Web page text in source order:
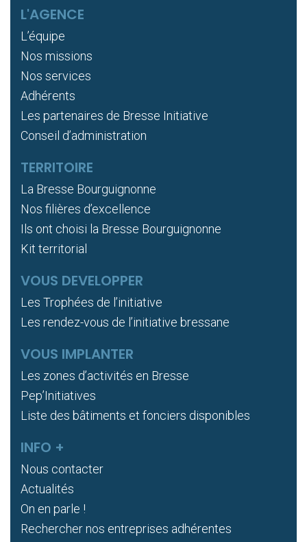
L'AGENCE
L’équipe
Nos missions
Nos services
Adhérents
Les partenaires de Bresse Initiative
Conseil d’administration
TERRITOIRE
La Bresse Bourguignonne
Nos filières d’excellence
Ils ont choisi la Bresse Bourguignonne
Kit territorial
VOUS DEVELOPPER
Les Trophées de l’initiative
Les rendez-vous de l’initiative bressane
VOUS IMPLANTER
Les zones d’activités en Bresse
Pep’Initiatives
Liste des bâtiments et fonciers disponibles
INFO +
Nous contacter
Actualités
On en parle !
Rechercher nos entreprises adhérentes